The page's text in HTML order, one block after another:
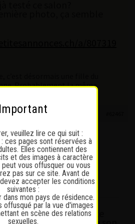
Probablement la même
Massage à Nyon, tu te
Important
veuillez lire ce qui suit :
ces pages sont réservées à
Elles contiennent des
et des images à caractère
vous offusquer ou vous
pas sur ce site. Avant de
accepter les conditions
suivantes :
dans mon pays de résidence.
offusqué par la vue d'images
en scène des relations
sexuelles.